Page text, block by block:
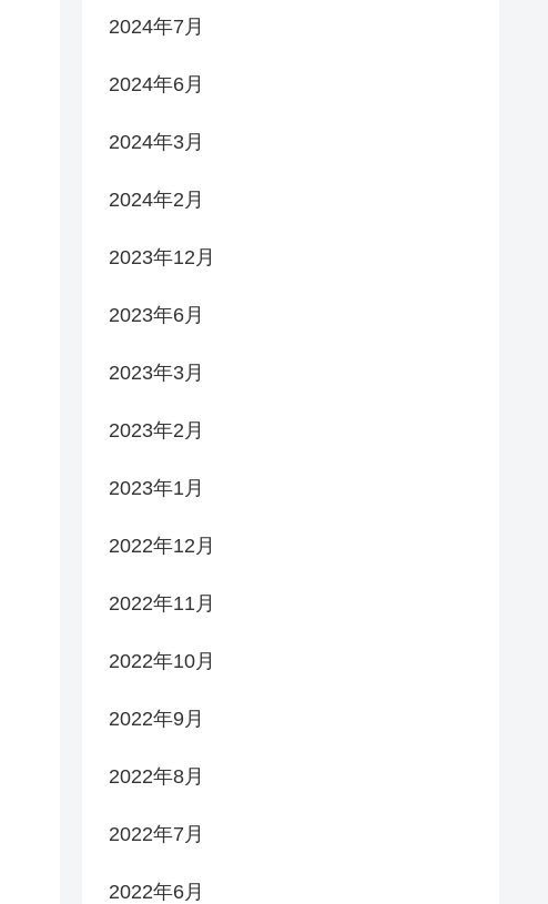
2024年7月
2024年6月
2024年3月
2024年2月
2023年12月
2023年6月
2023年3月
2023年2月
2023年1月
2022年12月
2022年11月
2022年10月
2022年9月
2022年8月
2022年7月
2022年6月